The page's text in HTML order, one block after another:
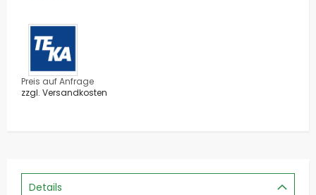
Preis auf Anfrage
zzgl. Versandkosten
Details